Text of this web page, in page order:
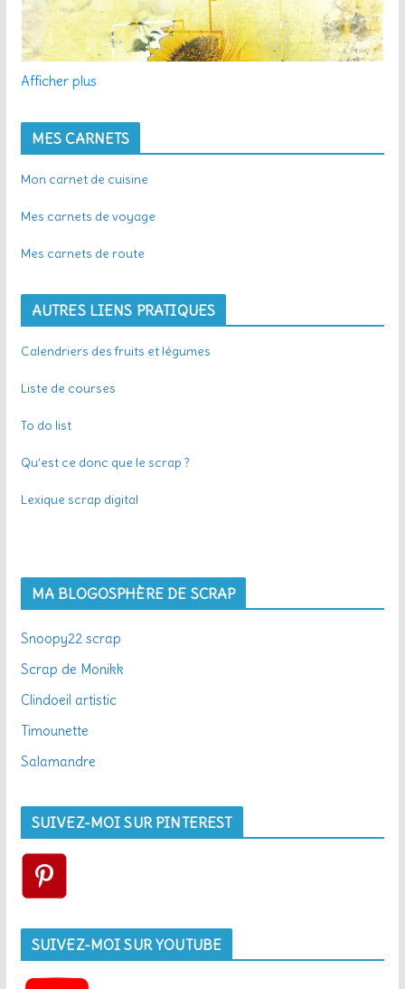
Afficher plus
MES CARNETS
Mon carnet de cuisine
Mes carnets de voyage
Mes carnets de route
AUTRES LIENS PRATIQUES
Calendriers des fruits et légumes
Liste de courses
To do list
Qu’est ce donc que le scrap ?
Lexique scrap digital
MA BLOGOSPHÈRE DE SCRAP
Snoopy22 scrap
Scrap de Monikk
Clindoeil artistic
Timounette
Salamandre
SUIVEZ-MOI SUR PINTEREST
SUIVEZ-MOI SUR YOUTUBE